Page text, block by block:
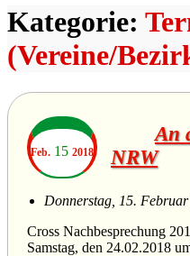
Kategorie:
(Vereine/
Feb. 15 2018
An
NRW
Donnerstag, 15.
Cross Nachbesprechung
Samstag, den 24.02.2018